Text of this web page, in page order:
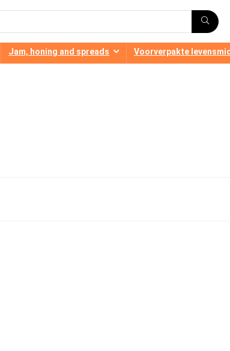
Jam, honing and spreads Voorverpakte